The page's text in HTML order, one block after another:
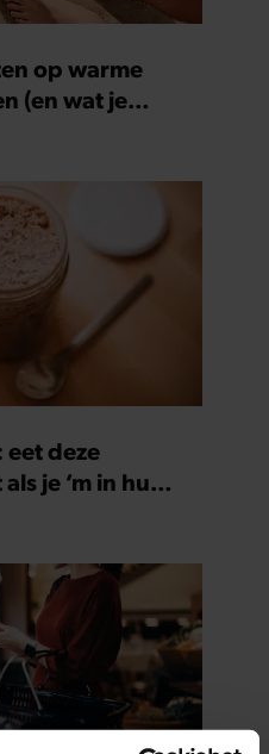
op warme
(en wat je
deze
je ‘m in huis